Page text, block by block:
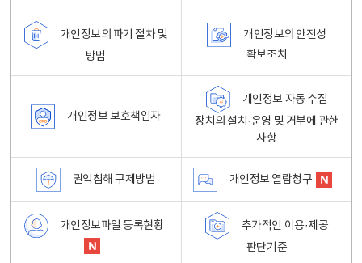
개인정보의 파기 절차 및
방법
개인정보의 안전성
확보조치
개인정보 보호책임자
개인정보 자동 수집
장치의 설치·운영 및 거부에 관한
사항
권익침해 구제방법 개인정보 열람청구
개인정보파일 등록현황
추가적인 이용·제공
판단기준